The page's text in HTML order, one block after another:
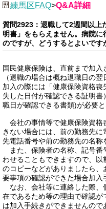
練馬区FAQ>Q&A詳細
質問2923：退職して2週間以上
明書」をもらえません。病院
のですが、どうするとよいです
国民健康保険は、直前まで加
（退職の場合は概ね退職日の
加入の際には「健康保険資格
失した日付が確認できる証明
職日が確認できる書類)が必要と
会社の事情等で健康保険資格
きない場合には、前の勤務先
先電話番号や前の勤務先の名称
また、保険者の名称、記号番
わせることもできますので、
のコピーなどがありましたら
要事項の確認ができた場合加入
なお、会社等に連絡した際、
在であるため等の理由で確認
は加入手続きができませんので